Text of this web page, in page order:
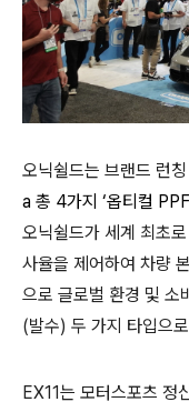
오닉쉴드는 브랜드 런
a 총 4가지 ‘옵티컬
오닉쉴드가 세계 최초
사율을 제어하여 차량
으로 글로벌 환경 및 소
(발수) 두 가지 타입으
EX11는 모터스포츠 정